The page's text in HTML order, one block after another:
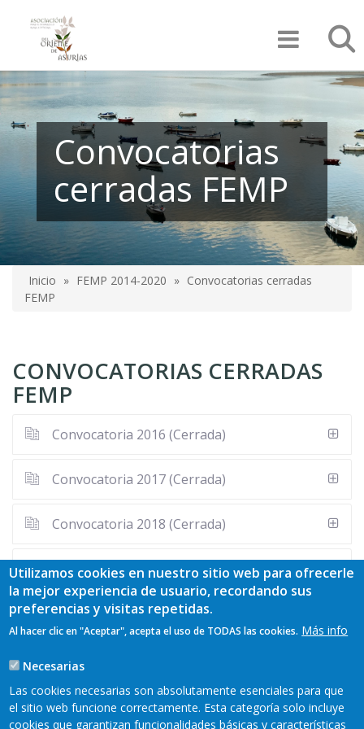
contenido
Convocatorias
cerradas FEMP
Sobrescribir
de
ayuda
la
navegación
Inicio FEMP 2014-2020
Convocatorias cerradas
FEMP
CONVOCATORIAS CERRADAS
FEMP
Convocatoria 2016 (Cerrada)
Convocatoria 2017 (Cerrada)
Convocatoria 2018 (Cerrada)
Convocatoria 2019 (Cerrada)
Convocatoria 2020 (Cerrada)
Convocatoria 2021 (Cerrada)
Convocatoria 2022 (Cerrada)
Utilizamos cookies en nuestro sitio web para ofrecerle
la mejor experiencia de usuario, recordando sus
preferencias y visitas repetidas.
Al hacer clic en "Aceptar", acepta el uso de TODAS las cookies. Más info
Necesarias
Las cookies necesarias son absolutamente esenciales para que
el sitio web funcione correctamente. Esta categoría solo incluye
cookies que garantizan funcionalidades básicas y características